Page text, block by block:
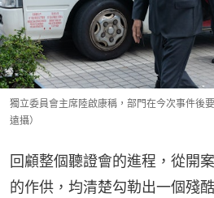
獨立委員會主席陸啟康稱，部門在今次事件後
遠攝）
回顧整個聽證會的進程，從開
的作供，均清楚勾勒出一個殘